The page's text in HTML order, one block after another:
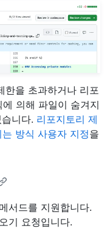
한을 초과하거나 리포
에 의해 파일이 숨겨지
니다. 리포지토리 제
방식 사용자 지정을
서드를 지원합니다.
기 요청입니다.